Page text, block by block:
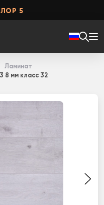
5
Ламинат
8 мм класс 32